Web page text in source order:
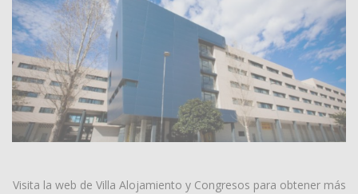
Visita la web de Villa Alojamiento y Congresos para obtener más